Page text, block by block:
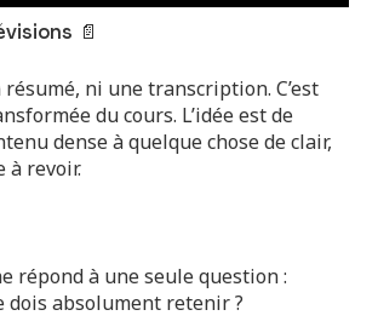
📄
résumé, ni une transcription. C’est
du cours. L’idée est de
dense à quelque chose de clair,
à revoir.
répond à une seule question :
dois absolument retenir ?